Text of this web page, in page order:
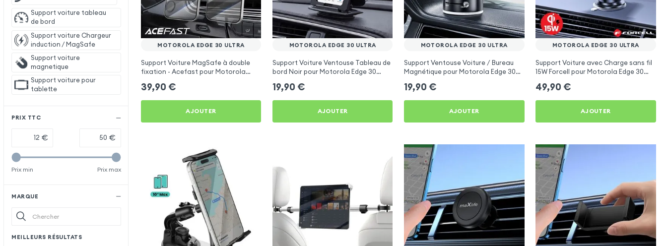
Support voiture tableau
de bord
Support voiture Chargeur
induction / MagSafe
Support voiture
magnetique
Support voiture pour
tablette
PRIX TTC
€ €
Prix min Prix max
MARQUE
MEILLEURS RÉSULTATS
MOTOROLA EDGE 30 ULTRA
Support Voiture MagSafe à double
fixation - Acefast pour Motorola
39,90 €
AJOUTER
MOTOROLA EDGE 30 ULTRA
Support Voiture Ventouse Tableau de
bord Noir pour Motorola Edge 30
19,90 €
AJOUTER
MOTOROLA EDGE 30 ULTRA
Support Ventouse Voiture / Bureau
Magnétique pour Motorola Edge 30
19,90 €
AJOUTER
MOTOROLA EDGE 30 ULTRA
Support Voiture avec Charge sans fil
15W Forcell pour Motorola Edge 30
49,90 €
AJOUTER